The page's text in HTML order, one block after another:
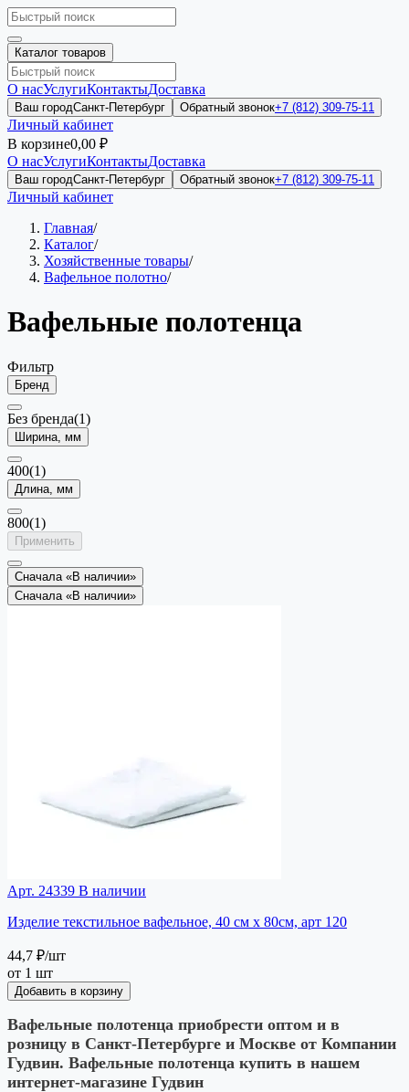
Каталог товаров
О насУслугиКонтактыДоставка
Ваш городСанкт-Петербург Обратный звонок+7 (812) 309-75-11
Личный кабинет
В корзине0,00 ₽
О насУслугиКонтактыДоставка
Ваш городСанкт-Петербург Обратный звонок+7 (812) 309-75-11
Личный кабинет
Главная/
Каталог/
Хозяйственные товары/
Вафельное полотно/
Вафельные полотенца
Фильтр
Бренд
Без бренда(1)
Ширина, мм
400(1)
Длина, мм
800(1)
Применить
Сначала «В наличии»
Сначала «В наличии»
Арт. 24339 В наличии
Изделие текстильное вафельное, 40 см х 80см, арт 120
44,7 ₽/шт
от 1 шт
Добавить в корзину
Вафельные полотенца приобрести оптом и в
розницу в Санкт-Петербурге и Москве от Компании
Гудвин. Вафельные полотенца купить в нашем
интернет-магазине Гудвин